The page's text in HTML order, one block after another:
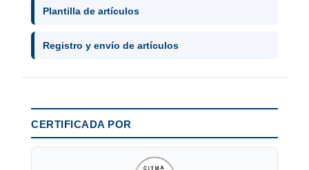
Plantilla de artículos
Registro y envío de artículos
CERTIFICADA POR